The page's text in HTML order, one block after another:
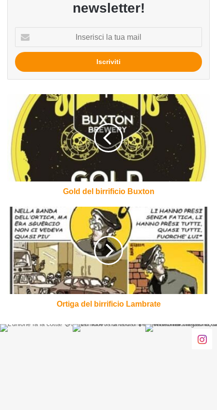
newsletter!
tua
mail
birrificio
Buxton
Gold del birrificio Buxton
Ortiga
del
birrificio
Lambrate
Ortiga del birrificio Lambrate